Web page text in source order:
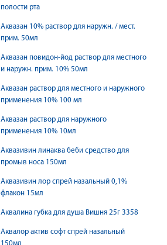
полости рта
Аквазан 10% раствор для наружн. / мест.
прим. 50мл
Аквазан повидон-йод раствор для местного
и наружн. прим. 10% 50мл
Аквазан раствор для местного и наружного
применения 10% 100 мл
Аквазан раствор для наружного
применения 10% 10мл
Аквазивин линаква беби средство для
промыв носа 150мл
Аквазивин лор спрей назальный 0,1%
флакон 15мл
Аквалина губка для душа Вишня 25г 3358
Аквалор актив софт спрей назальный